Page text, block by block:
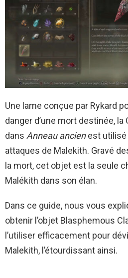
Une lame conçue par Rykard
danger d’une mort destinée,
dans Anneau ancienest utilisé
attaques de Malekith. Gravé
la mort, cet objet est la seule
Malékith dans son élan.
Dans ce guide, nous vous
obtenir l’objet Blasphemous
l’utiliser efficacement pour
Malekith, l’étourdissant ainsi.